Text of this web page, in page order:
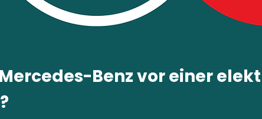
Benz vor einer